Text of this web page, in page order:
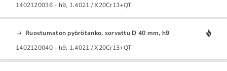
1402120036 - h9, 1.4021 / X20Cr13+QT
Ruostumaton pyörötanko, sorvattu D 40 mm, h9
1402120040 - h9, 1.4021 / X20Cr13+QT